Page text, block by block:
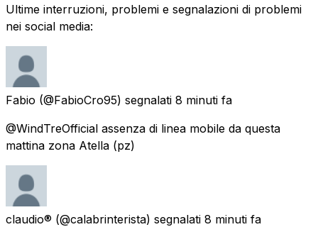
Ultime interruzioni, problemi e segnalazioni di problemi
nei social media:
Fabio (@FabioCro95) segnalati 8 minuti fa
@WindTreOfficial assenza di linea mobile da questa
mattina zona Atella (pz)
claudio® (@calabrinterista) segnalati 8 minuti fa